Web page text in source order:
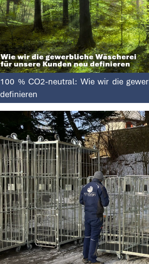
100 % CO2-neutral: Wie wir die
definieren